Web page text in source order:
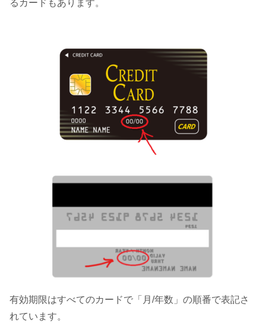
るカードもあります。
有効期限はすべてのカードで「月/年数」の順番で表記さ
れています。